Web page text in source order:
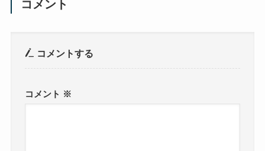
コメント
コメントする
コメント ※